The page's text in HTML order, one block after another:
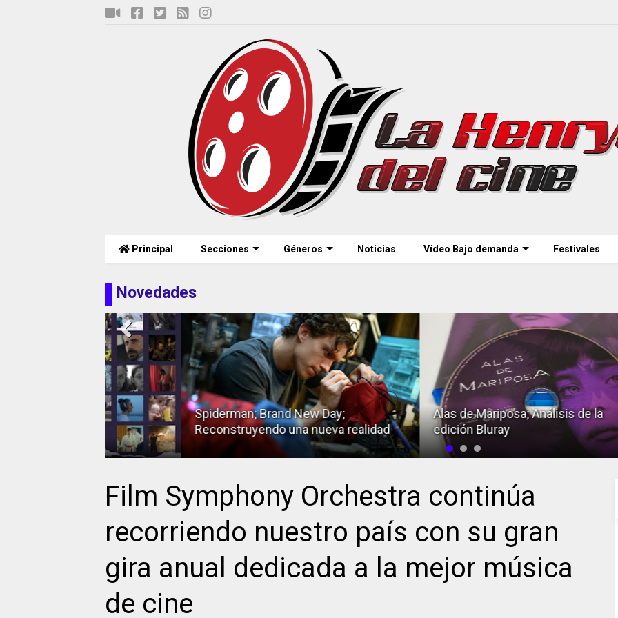
Principal Secciones Géneros Noticias Vídeo Bajo demanda Festivales
Novedades
Spiderman; Brand New Day;
Reconstruyendo una nueva realidad
Alas de Mariposa; Análisis de la
edición Bluray
la
Film Symphony Orchestra continúa
recorriendo nuestro país con su gran
gira anual dedicada a la mejor música
de cine